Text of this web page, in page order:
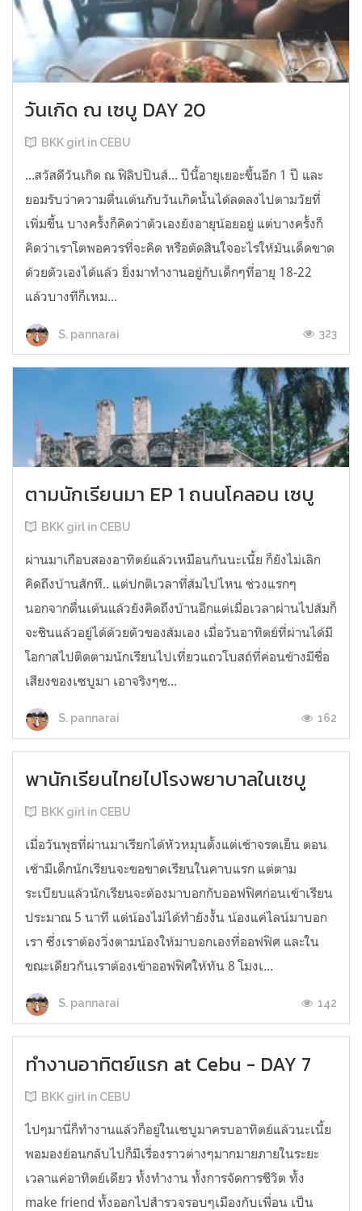
วันเกิด ณ เซบู DAY 20
BKK girl in CEBU
...สวัสดีวันเกิด ณ ฟิลิปปินส์... ปีนี้อายุเยอะขึ้นอีก 1 ปี และ
ยอมรับว่าความตื่นเต้นกับวันเกิดนั้นได้ลดลงไปตามวัยที่
เพิ่มขึ้น บางครั้งก็คิดว่าตัวเองยังอายุน้อยอยู่ แต่บางครั้งก็
คิดว่าเราโตพอควรที่จะคิด หรือตัดสินใจอะไรให้มันเด็ดขาด
ด้วยตัวเองได้แล้ว ยิ่งมาทำงานอยู่กับเด็กๆที่อายุ 18-22
แล้วบางทีก็เหม...
S. pannarai 323
ตามนักเรียนมา EP 1 ถนนโคลอน เซบู
BKK girl in CEBU
ผ่านมาเกือบสองอาทิตย์แล้วเหมือนกันนะเนี้ย ก็ยังไม่เลิก
คิดถึงบ้านสักที.. แต่ปกติเวลาที่ส้มไปไหน ช่วงแรกๆ
นอกจากตื่นเต้นแล้วยังคิดถึงบ้านอีกแต่เมื่อเวลาผ่านไปส้มก็
จะชินแล้วอยู่ได้ด้วยตัวของส้มเอง เมื่อวันอาทิตย์ที่ผ่านได้มี
โอกาสไปติดตามนักเรียนไปเที่ยวแถวโบสถ์ที่ค่อนข้างมีชื่อ
เสียงของเซบูมา เอาจริงๆช...
S. pannarai 162
พานักเรียนไทยไปโรงพยาบาลในเซบู
BKK girl in CEBU
เมื่อวันพุธที่ผ่านมาเรียกได้หัวหมุนตั้งแต่เช้าจรดเย็น ตอน
เช้ามีเด็กนักเรียนจะขอขาดเรียนในคาบแรก แต่ตาม
ระเบียบแล้วนักเรียนจะต้องมาบอกกับออฟฟิศก่อนเข้าเรียน
ประมาณ 5 นาที แต่น้องไม่ได้ทำยังงั้น น้องแค่ไลน์มาบอก
เรา ซึ่งเราต้องวิ่งตามน้องให้มาบอกเองที่ออฟฟิศ และใน
ขณะเดียวกันเราต้องเข้าออฟฟิศให้ทัน 8 โมงเ...
S. pannarai 142
ทำงานอาทิตย์แรก at Cebu - DAY 7
BKK girl in CEBU
ไปๆมานี่ก็ทำงานแล้วก็อยู่ในเซบูมาครบอาทิตย์แล้วนะเนี้ย
พอมองย้อนกลับไปก็มีเรื่องราวต่างๆมากมายภายในระยะ
เวลาแค่อาทิตย์เดียว ทั้งทำงาน ทั้งการจัดการชีวิต ทั้ง
make friend ทั้งออกไปสำรวจรอบๆเมืองกับเพื่อน เป็น